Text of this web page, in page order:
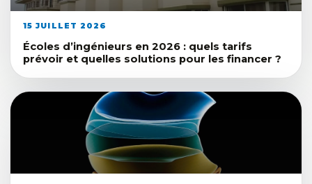
15 JUILLET 2026
Écoles d’ingénieurs en 2026 : quels tarifs
prévoir et quelles solutions pour les financer ?